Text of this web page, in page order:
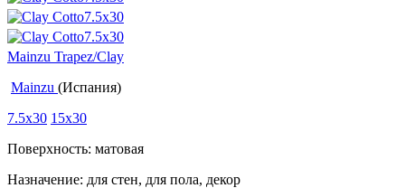
Mainzu Trapez/Clay
Mainzu (Испания)
7.5x30 15x30
Поверхность: матовая
Назначение: для стен, для пола, декор